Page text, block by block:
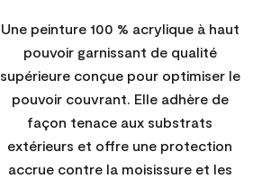
Une peinture 100 % acrylique à haut
pouvoir garnissant de qualité
supérieure conçue pour optimiser le
pouvoir couvrant. Elle adhère de
façon tenace aux substrats
extérieurs et offre une protection
accrue contre la moisissure et les